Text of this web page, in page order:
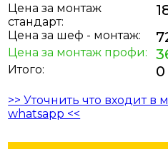
Цена за монтаж
стандарт:
Цена за шеф - монтаж:
Цена за монтаж профи:
Итого:
>> Уточнить что входит в
whatsapp <<